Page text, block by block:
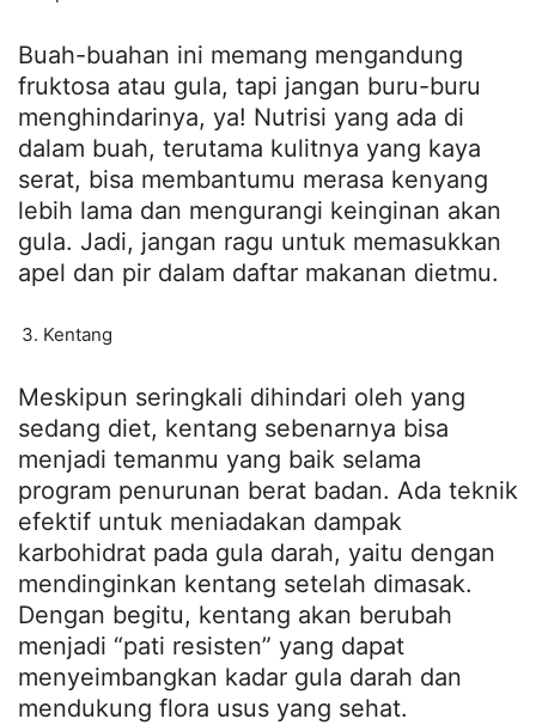
Buah-buahan ini memang mengandung
fruktosa atau gula, tapi jangan buru-buru
menghindarinya, ya! Nutrisi yang ada di
dalam buah, terutama kulitnya yang kaya
serat, bisa membantumu merasa kenyang
lebih lama dan mengurangi keinginan akan
gula. Jadi, jangan ragu untuk memasukkan
apel dan pir dalam daftar makanan dietmu.
Kentang
Meskipun seringkali dihindari oleh yang
sedang diet, kentang sebenarnya bisa
menjadi temanmu yang baik selama
program penurunan berat badan. Ada teknik
efektif untuk meniadakan dampak
karbohidrat pada gula darah, yaitu dengan
mendinginkan kentang setelah dimasak.
Dengan begitu, kentang akan berubah
menjadi “pati resisten” yang dapat
menyeimbangkan kadar gula darah dan
mendukung flora usus yang sehat.